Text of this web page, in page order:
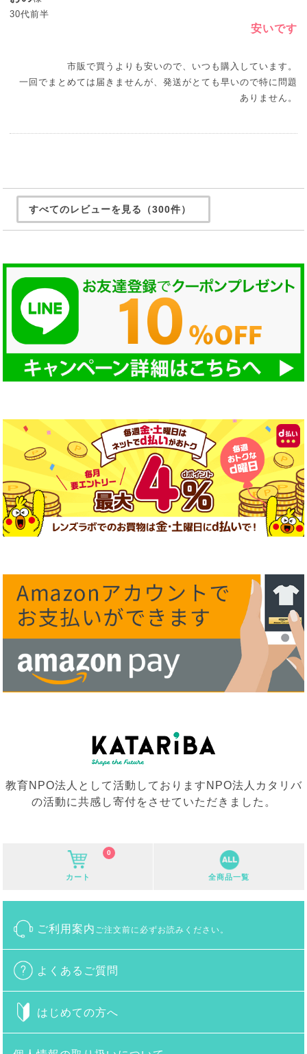
30代前半
安いです
市販で買うよりも安いので、いつも購入しています。
一回でまとめては届きませんが、発送がとても早いので特に問題
ありません。
すべてのレビューを見る（300件）
教育NPO法人として活動しておりますNPO法人カタリバ
の活動に共感し寄付をさせていただきました。
カート
0
全商品一覧
ご利用案内 ご注文前に必ずお読みください。
よくあるご質問
はじめての方へ